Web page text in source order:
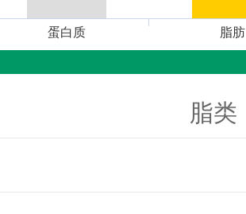
蛋白质 脂肪
脂类